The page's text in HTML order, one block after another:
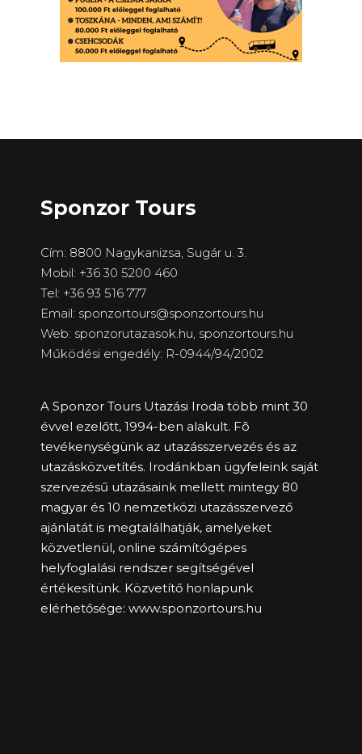
Sponzor Tours
Cím: 8800 Nagykanizsa, Sugár u. 3.
Mobil: +36 30 5200 460
Tel: +36 93 516 777
Email: sponzortours@sponzortours.hu
Web: sponzorutazasok.hu, sponzortours.hu
Működési engedély: R-0944/94/2002
A Sponzor Tours Utazási Iroda több mint 30
évvel ezelőtt, 1994-ben alakult. Fõ
tevékenységünk az utazásszervezés és az
utazásközvetítés. Irodánkban ügyfeleink saját
szervezésű utazásaink mellett mintegy 80
magyar és 10 nemzetközi utazásszervező
ajánlatát is megtalálhatják, amelyeket
közvetlenül, online számítógépes
helyfoglalási rendszer segítségével
értékesítünk. Közvetítő honlapunk
elérhetősége: www.sponzortours.hu